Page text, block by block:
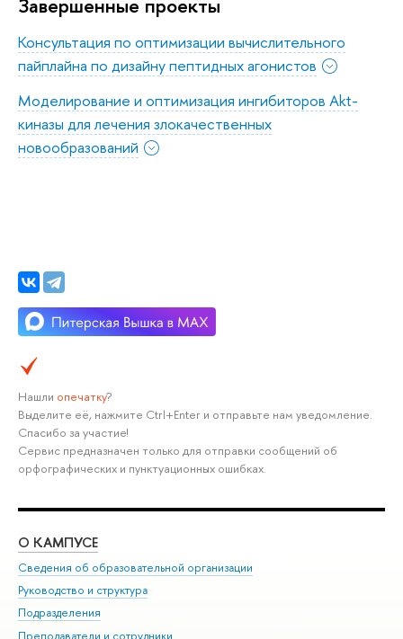
Завершенные проекты
Консультация по оптимизации вычислительного
пайплайна по дизайну пептидных агонистов
Моделирование и оптимизация ингибиторов Akt-
киназы для лечения злокачественных
новообразований
Нашли опечатку?
Выделите её, нажмите Ctrl+Enter и отправьте нам уведомление.
Спасибо за участие!
Сервис предназначен только для отправки сообщений об
орфографических и пунктуационных ошибках.
О КАМПУСЕ
Сведения об образовательной организации
Руководство и структура
Подразделения
Преподаватели и сотрудники